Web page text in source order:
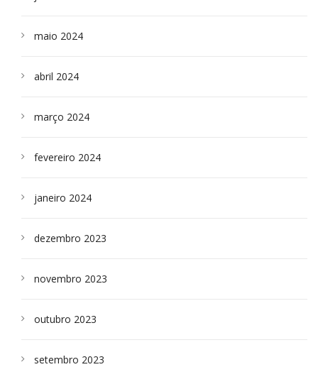
maio 2024
abril 2024
março 2024
fevereiro 2024
janeiro 2024
dezembro 2023
novembro 2023
outubro 2023
setembro 2023